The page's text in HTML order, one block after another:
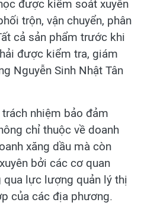
được kiểm soát xuyên
trộn, vận chuyển, phân
cả sản phẩm trước khi
được kiểm tra, giám
Nguyễn Sinh Nhật Tân
nhiệm bảo đảm
chỉ thuộc về doanh
xăng dầu mà còn
bởi các cơ quan
qua lực lượng quản lý thị
của các địa phương.